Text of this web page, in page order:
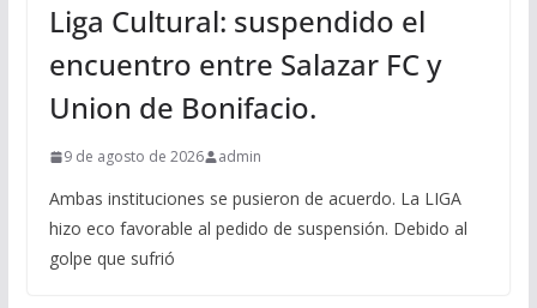
Liga Cultural: suspendido el
encuentro entre Salazar FC y
Union de Bonifacio.
9 de agosto de 2026 admin
Ambas instituciones se pusieron de acuerdo. La LIGA
hizo eco favorable al pedido de suspensión. Debido al
golpe que sufrió